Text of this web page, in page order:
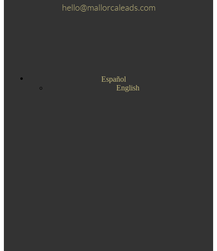
hello@mallorcaleads.com
Español
English